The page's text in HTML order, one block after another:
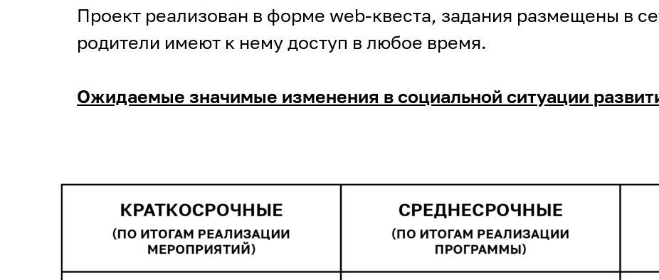
Проект реализован в форме web-квеста, задания размещены в
родители имеют к нему доступ в любое время.
Ожидаемые значимые изменения в социальной ситуации